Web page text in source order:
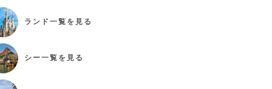
ランド 一覧を見る
シー一覧を見る